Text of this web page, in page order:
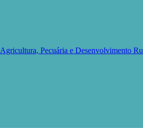
Agricultura, Pecuária e Desenvolvimento